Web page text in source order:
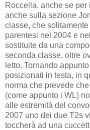
Roccella, anche se
anche sulla sezione
classe, che
parentesi nel 2004 e
sostituite da una
seconda classe, oltre
letto. Tornando
posizionati in testa, in
norma che prevede
(come appunto i WL)
alle estremità del
2007 uno dei due T2s
toccherà ad una